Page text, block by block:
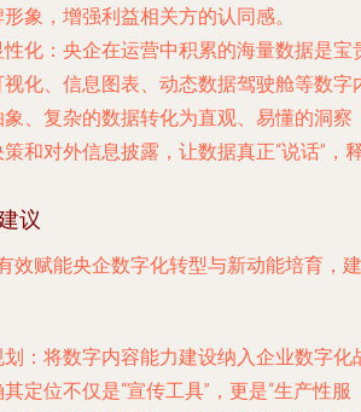
象，增强利益相关方的认同感。
性化 ：央企在运营中积累的海量数据是宝
化、信息图表、动态数据驾驶舱等数字
、复杂的数据转化为直观、易懂的洞察
和对外信息披露，让数据真正“说话”，
议
效赋能央企数字化转型与新动能培育，建
：将数字内容能力建设纳入企业数字化
定位不仅是“宣传工具”，更是“生产性服